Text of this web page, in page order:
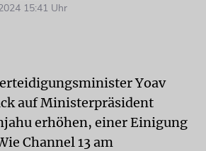
15:41 Uhr
Yoav
auf Ministerpräsident
erhöhen, einer Einigung
Channel 13 am